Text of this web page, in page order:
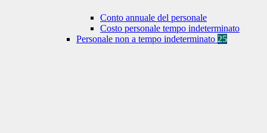
Conto annuale del personale
Costo personale tempo indeterminato
Personale non a tempo indeterminato 25